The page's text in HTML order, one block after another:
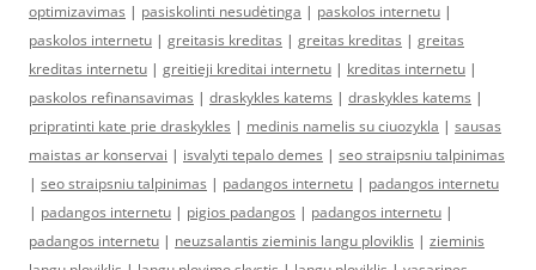
optimizavimas | pasiskolinti nesudėtinga | paskolos internetu |
paskolos internetu | greitasis kreditas | greitas kreditas | greitas
kreditas internetu | greitieji kreditai internetu | kreditas internetu |
paskolos refinansavimas | draskykles katems | draskykles katems |
pripratinti kate prie draskykles | medinis namelis su ciuozykla | sausas
maistas ar konservai | isvalyti tepalo demes | seo straipsniu talpinimas
| seo straipsniu talpinimas | padangos internetu | padangos internetu
| padangos internetu | pigios padangos | padangos internetu |
padangos internetu | neuzsalantis zieminis langu ploviklis | zieminis